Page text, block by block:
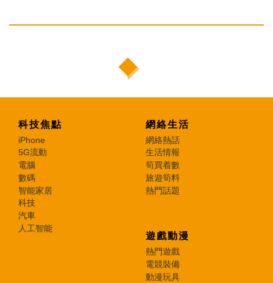
科技焦點
iPhone
5G流動
電腦
數碼
智能家居
科技
汽車
人工智能
網絡生活
網絡熱話
生活情報
筍買着數
旅遊筍料
熱門話題
遊戲動漫
熱門遊戲
電競裝備
動漫玩具